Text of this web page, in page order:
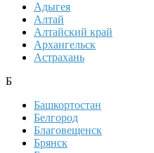
Адыгея
Алтай
Алтайский край
Архангельск
Астрахань
Б
Башкортостан
Белгород
Благовещенск
Брянск